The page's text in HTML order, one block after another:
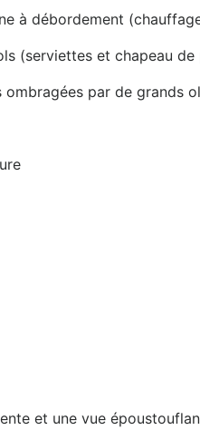
à débordement
(serviettes et chapeau de
ombragées par de grands
et une vue